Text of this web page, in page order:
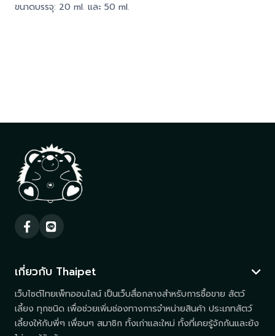
ขนาดบรรจุ: 20 ml. และ 50 ml.
เกี่ยวกับ Thaipet
เว็บไซต์ไทยเพ็ทออนไลน์ เป็นเว็บสื่อกลางสำหรับการซื้อขาย สัตว์
เลี้ยง ทุกชนิด เพื่อช่วยเพิ่มช่องทางการจำหน่ายสินค้า ประเภทสัตว์
เลี้ยงให้กับพี่ๆ เพื่อนๆ สมาชิก ทั้งเก่าและใหม่ ทั้งที่เคยรู้จักกันและยัง